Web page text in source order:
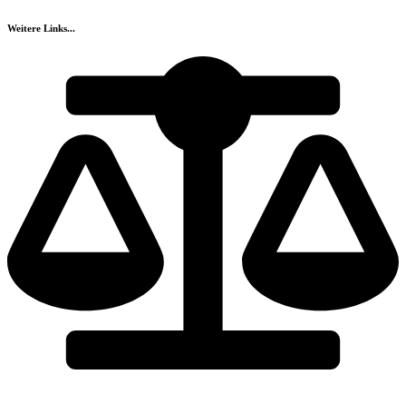
Weitere Links...